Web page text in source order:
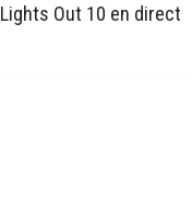
Lights Out 10 en direct